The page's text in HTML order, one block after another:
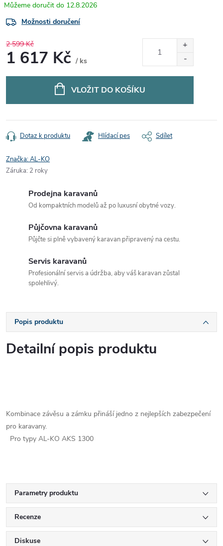
12.8.2026
Možnosti doručení
2 599 Kč
1 617 Kč / ks
VLOŽIT DO KOŠÍKU
Dotaz k produktu Hlídací pes Sdílet
Značka:AL-KO
Záruka: 2 roky
Prodejna karavanů
Od kompaktních modelů až po luxusní obytné vozy.
Půjčovna karavanů
Půjčte si plně vybavený karavan připravený na cestu.
Servis karavanů
Profesionální servis a údržba, aby váš karavan zůstal
spolehlivý.
Popis produktu
Detailní popis produktu
Kombinace závěsu a zámku přináší jedno z nejlepších zabezpečení
pro karavany.
Pro typy AL-KO AKS 1300
Parametry produktu
Recenze
Diskuse